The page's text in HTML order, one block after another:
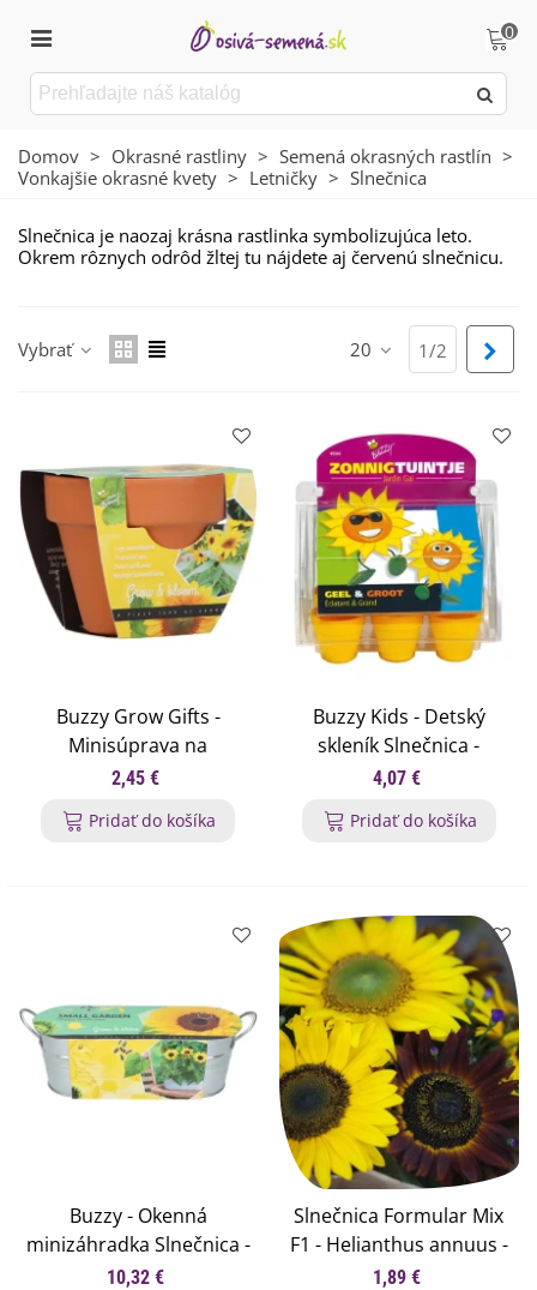
0
Domov > Okrasné rastliny > Semená okrasných rastlín >
Vonkajšie okrasné kvety > Letničky > Slnečnica
Slnečnica je naozaj krásna rastlinka symbolizujúca leto.
Okrem rôznych odrôd žltej tu nájdete aj červenú slnečnicu.
Vybrať
20 1/2
Buzzy Grow Gifts -
Minisúprava na
pestovanie slnečnice -
2,45 €
Pridať do košíka
Buzzy Kids - Detský
skleník Slnečnica -
Pieterpik - 1 ks
4,07 €
Pridať do košíka
Buzzy - Okenná
minizáhradka Slnečnica -
Pieterpik - 1 ks
10,32 €
Slnečnica Formular Mix
F1 - Helianthus annuus -
semená slnečnice - 6 ks
1,89 €